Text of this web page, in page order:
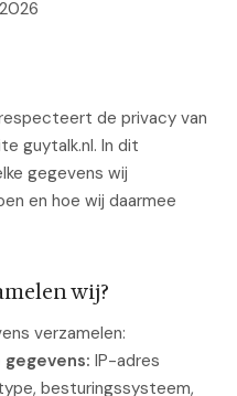
respecteert de privacy van
guytalk.nl. In dit
gegevens wij
en hoe wij daarmee
wij?
verzamelen:
IP-adres
besturingssysteem,